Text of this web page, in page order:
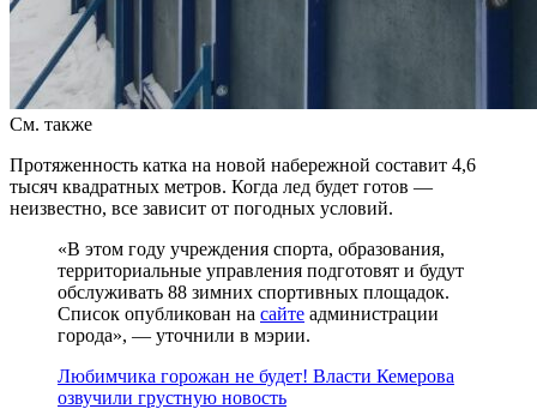
См. также
Протяженность катка на новой набережной составит 4,6
тысяч квадратных метров. Когда лед будет готов —
неизвестно, все зависит от погодных условий.
«В этом году учреждения спорта, образования,
территориальные управления подготовят и будут
обслуживать 88 зимних спортивных площадок.
Список опубликован на сайте администрации
города», — уточнили в мэрии.
Любимчика горожан не будет! Власти Кемерова
озвучили грустную новость